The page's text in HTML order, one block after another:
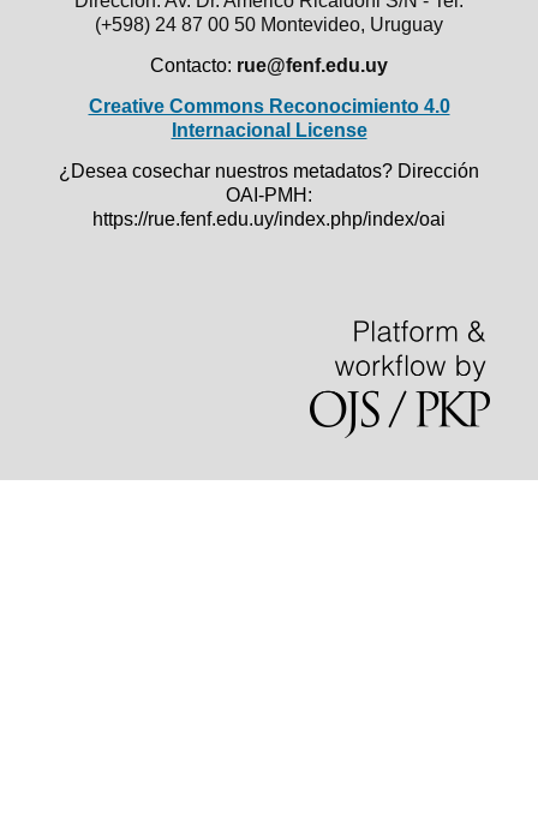
(+598) 24 87 00 50 Montevideo, Uruguay
Contacto: rue@fenf.edu.uy
Creative Commons Reconocimiento 4.0
Internacional License
¿Desea cosechar nuestros metadatos? Dirección
OAI-PMH:
https://rue.fenf.edu.uy/index.php/index/oai